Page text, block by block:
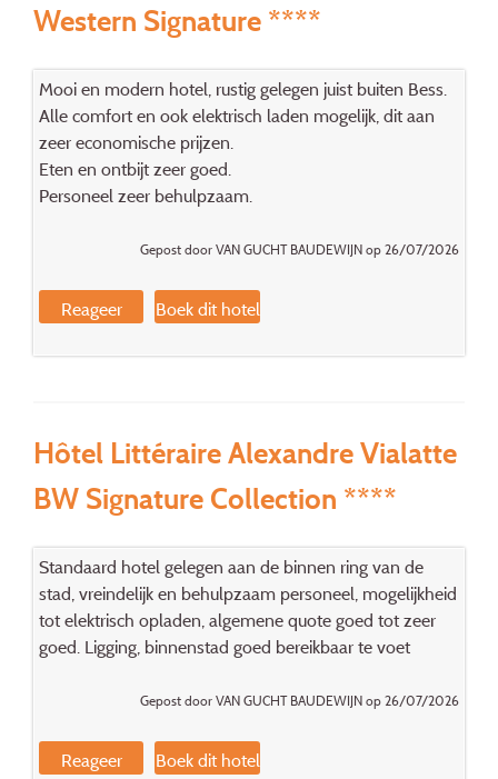
Western Signature ****
Mooi en modern hotel, rustig gelegen juist buiten Bess.
Alle comfort en ook elektrisch laden mogelijk, dit aan
zeer economische prijzen.
Eten en ontbijt zeer goed.
Personeel zeer behulpzaam.
Gepost door VAN GUCHT BAUDEWIJN op 26/07/2026
Reageer Boek dit hotel
Hôtel Littéraire Alexandre Vialatte
BW Signature Collection ****
Standaard hotel gelegen aan de binnen ring van de
stad, vreindelijk en behulpzaam personeel, mogelijkheid
tot elektrisch opladen, algemene quote goed tot zeer
goed. Ligging, binnenstad goed bereikbaar te voet
Gepost door VAN GUCHT BAUDEWIJN op 26/07/2026
Reageer Boek dit hotel